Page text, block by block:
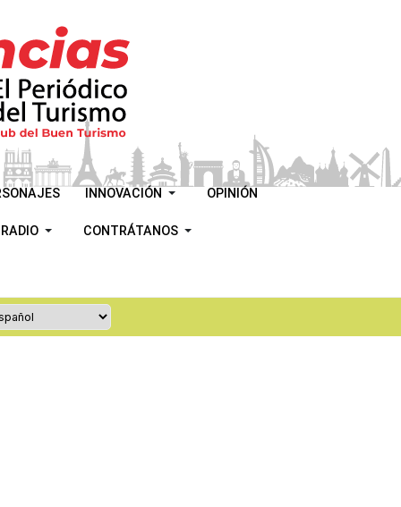
INNOVACIÓN OPINIÓN
CONTRÁTANOS